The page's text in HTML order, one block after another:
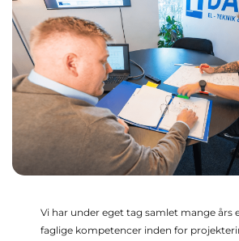
Vi har under eget tag samlet mange års
faglige kompetencer inden for